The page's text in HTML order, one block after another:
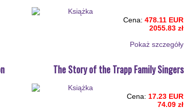
Cena: 478.11 EUR
2055.83 zł
Pokaż szczegόły
The Story of the Trapp Family Singers
Cena: 17.23 EUR
74.09 zł